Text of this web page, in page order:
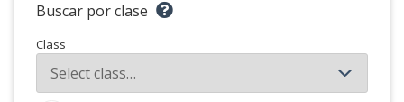
Buscar por clase
Class